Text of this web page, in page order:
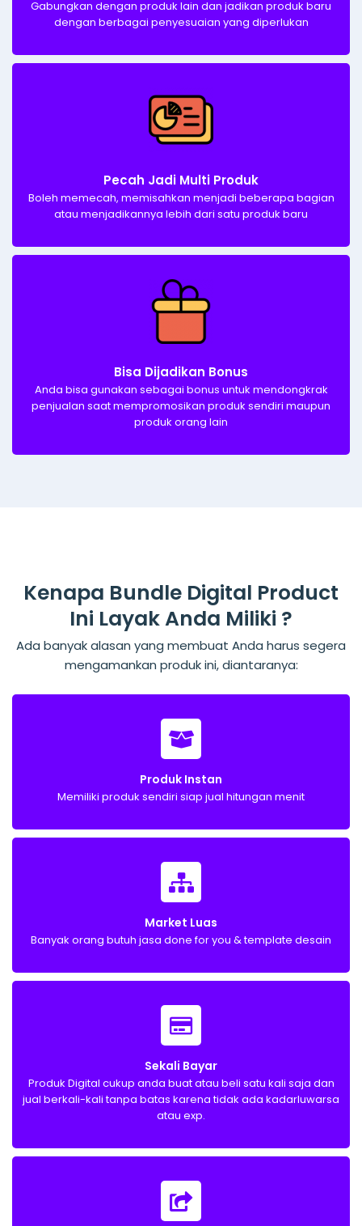
Gabungkan dengan produk lain dan jadikan produk baru
dengan berbagai penyesuaian yang diperlukan
Pecah Jadi Multi Produk​
Boleh memecah, memisahkan menjadi beberapa bagian
atau menjadikannya lebih dari satu produk baru
Bisa Dijadikan Bonus
Anda bisa gunakan sebagai bonus untuk mendongkrak
penjualan saat mempromosikan produk sendiri maupun
produk orang lain
Kenapa Bundle Digital Product
Ini Layak Anda Miliki ?
Ada banyak alasan yang membuat Anda harus segera
mengamankan produk ini, diantaranya:
Produk Instan
Memiliki produk sendiri siap jual hitungan menit
Market Luas
Banyak orang butuh jasa done for you & template desain
Sekali Bayar
Produk Digital cukup anda buat atau beli satu kali saja dan
jual berkali-kali tanpa batas karena tidak ada kadarluwarsa
atau exp.